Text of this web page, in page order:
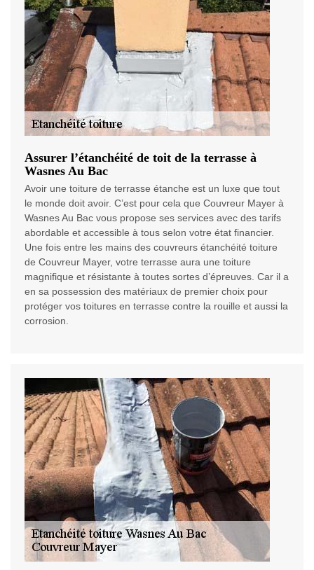
Assurer l’étanchéité de toit de la terrasse à
Wasnes Au Bac
Avoir une toiture de terrasse étanche est un luxe que tout
le monde doit avoir. C’est pour cela que Couvreur Mayer à
Wasnes Au Bac vous propose ses services avec des tarifs
abordable et accessible à tous selon votre état financier.
Une fois entre les mains des couvreurs étanchéité toiture
de Couvreur Mayer, votre terrasse aura une toiture
magnifique et résistante à toutes sortes d’épreuves. Car il a
en sa possession des matériaux de premier choix pour
protéger vos toitures en terrasse contre la rouille et aussi la
corrosion.